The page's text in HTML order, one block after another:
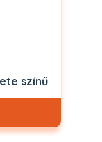
színű